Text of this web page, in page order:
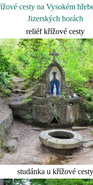
reliéf křížové cesty
studánka u křížové cesty